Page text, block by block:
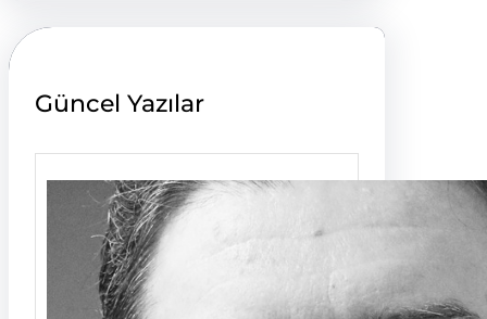
h
Güncel Yazılar